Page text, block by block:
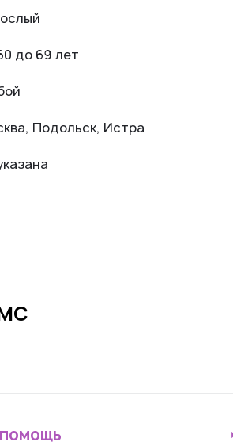
до 69 лет
Подольск, Истра